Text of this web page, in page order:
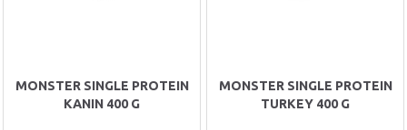
MONSTER SINGLE PROTEIN
KANIN 400 G
MONSTER SINGLE PROTEIN
TURKEY 400 G